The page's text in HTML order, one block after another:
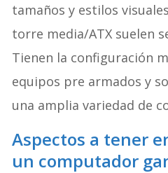
tamaños y estilos
torre media/ATX suelen
Tienen la configuración
equipos pre armados y
una amplia variedad de
Aspectos a tener
un computador